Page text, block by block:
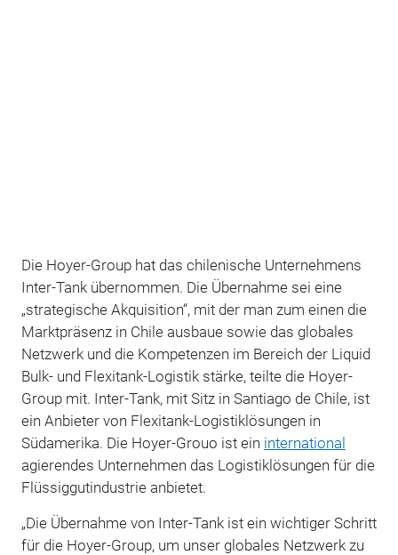
Die Hoyer-Group hat das chilenische Unternehmens
Inter-Tank übernommen. Die Übernahme sei eine
„strategische Akquisition“, mit der man zum einen die
Marktpräsenz in Chile ausbaue sowie das globales
Netzwerk und die Kompetenzen im Bereich der Liquid
Bulk- und Flexitank-Logistik stärke, teilte die Hoyer-
Group mit. Inter-Tank, mit Sitz in Santiago de Chile, ist
ein Anbieter von Flexitank-Logistiklösungen in
Südamerika. Die Hoyer-Grouo ist ein international
agierendes Unternehmen das Logistiklösungen für die
Flüssiggutindustrie anbietet.
„Die Übernahme von Inter-Tank ist ein wichtiger Schritt
für die Hoyer-Group, um unser globales Netzwerk zu